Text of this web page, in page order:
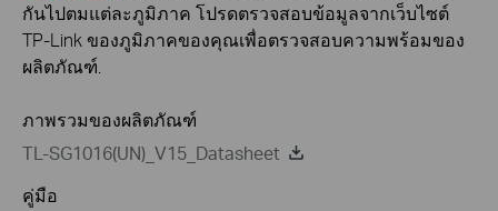
กันไปตมแต่ละภูมิภาค โปรดตรวจสอบข้อมูลจากเว็บไซต์
TP-Link ของภูมิภาคของคุณเพื่อตรวจสอบความพร้อมของ
ผลิตภัณฑ์.
ภาพรวมของผลิตภัณฑ์
TL-SG1016(UN)_V15_Datasheet
คู่มือ